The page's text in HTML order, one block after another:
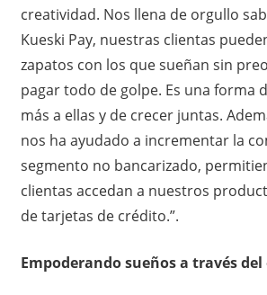
creatividad. Nos llena de orgullo
Kueski Pay, nuestras clientas
zapatos con los que sueñan sin
pagar todo de golpe. Es una forma
más a ellas y de crecer juntas.
nos ha ayudado a incrementar la
segmento no bancarizado,
clientas accedan a nuestros
de tarjetas de crédito.”.
Empoderando sueños a través del